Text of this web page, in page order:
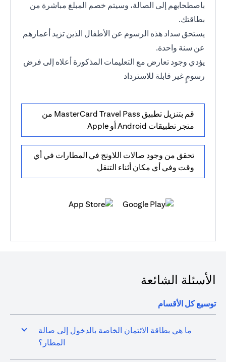
باصطحابهم إلى الصالة، وسيتم خصم المبلغ مباشرة من
بطاقتك.
يستحق سداد هذه الرسوم عن الأطفال الذين تزيد أعمارهم
عن سنة واحدة.
يؤدي وجود تعارض مع التعليمات المذكورة أعلاه إلى فرض
رسومٍ غير قابلة للاسترداد
قم بتنزيل تطبيق MasterCard Travel Pass من
متجر تطبيقات Android أو Apple
تحقق من وجود صالات اللاونج في المطارات في أي
وقت وفي أي مكان أثناء التنقل
الأسئلة الشائعة
توسيع كل الأقسام
ما هي بطاقة الائتمان الخاصة بالدخول إلى صالة
المطار؟